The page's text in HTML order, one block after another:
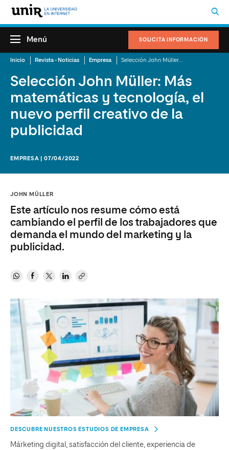
SOLICITA INFORMACIÓN
Menú
Inicio Revista - Noticias Empresa
Selección John Müller: Más
matemáticas y tecnología, el
nuevo perfil creativo de la
publicidad
EMPRESA | 07/04/2022
JOHN MÜLLER
Este artículo nos resume cómo está
cambiando el perfil de los trabajadores que
demanda el mundo del marketing y la
publicidad.
DESCUBRE NUESTROS ESTUDIOS DE EMPRESA
Márketing digital, satisfacción del cliente, experiencia de